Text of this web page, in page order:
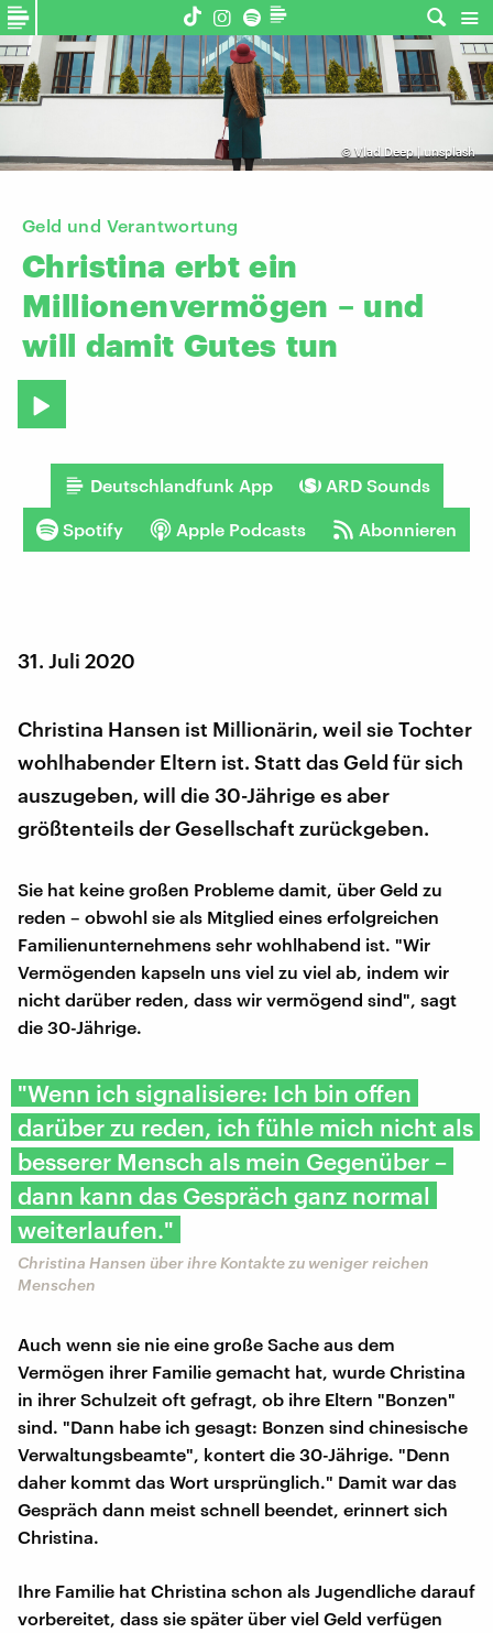
© Vlad Deep | unsplash
Geld und Verantwortung
Christina erbt ein
Millionenvermögen – und
will damit Gutes tun
Deutschlandfunk App ARD Sounds
Spotify Apple Podcasts Abonnieren
31. Juli 2020
Christina Hansen ist Millionärin, weil sie Tochter
wohlhabender Eltern ist. Statt das Geld für sich
auszugeben, will die 30-Jährige es aber
größtenteils der Gesellschaft zurückgeben.
Sie hat keine großen Probleme damit, über Geld zu
reden – obwohl sie als Mitglied eines erfolgreichen
Familienunternehmens sehr wohlhabend ist. "Wir
Vermögenden kapseln uns viel zu viel ab, indem wir
nicht darüber reden, dass wir vermögend sind", sagt
die 30-Jährige.
"Wenn ich signalisiere: Ich bin offen
darüber zu reden, ich fühle mich nicht als
besserer Mensch als mein Gegenüber –
dann kann das Gespräch ganz normal
weiterlaufen."
Christina Hansen über ihre Kontakte zu weniger reichen
Menschen
Auch wenn sie nie eine große Sache aus dem
Vermögen ihrer Familie gemacht hat, wurde Christina
in ihrer Schulzeit oft gefragt, ob ihre Eltern "Bonzen"
sind. "Dann habe ich gesagt: Bonzen sind chinesische
Verwaltungsbeamte", kontert die 30-Jährige. "Denn
daher kommt das Wort ursprünglich." Damit war das
Gespräch dann meist schnell beendet, erinnert sich
Christina.
Ihre Familie hat Christina schon als Jugendliche darauf
vorbereitet, dass sie später über viel Geld verfügen